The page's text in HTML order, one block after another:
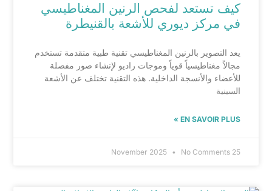
كيف تستعد لفحص الرنين المغناطيسي
في مركز ديوري للأشعة بالقنيطرة
يعد التصوير بالرنين المغناطيسي تقنية طبية متقدمة تستخدم
مجالاً مغناطيسياً قوياً وموجات راديو لإنشاء صور مفصلة
للأعضاء والأنسجة الداخلية. هذه التقنية تختلف عن الأشعة
السينية
EN SAVOIR PLUS »
25 November 2025
No Comments